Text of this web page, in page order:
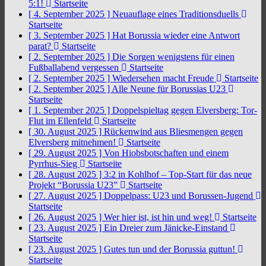
5:1!
Startseite
[ 4. September 2025 ] Neuauflage eines Traditionsduells
Startseite
[ 3. September 2025 ] Hat Borussia wieder eine Antwort
parat?
Startseite
[ 2. September 2025 ] Die Sorgen wenigstens für einen
Fußballabend vergessen
Startseite
[ 2. September 2025 ] Wiedersehen macht Freude
Startseite
[ 2. September 2025 ] Alle Neune für Borussias U23
Startseite
[ 1. September 2025 ] Doppelspieltag gegen Elversberg: Tor-
Flut im Ellenfeld
Startseite
[ 30. August 2025 ] Rückenwind aus Bliesmengen gegen
Elversberg mitnehmen!
Startseite
[ 29. August 2025 ] Von Hiobsbotschaften und einem
Pyrrhus-Sieg
Startseite
[ 28. August 2025 ] 3:2 in Kohlhof – Top-Start für das neue
Projekt “Borussia U23”
Startseite
[ 27. August 2025 ] Doppelpass: U23 und Borussen-Jugend
Startseite
[ 26. August 2025 ] Wer hier ist, ist hin und weg!
Startseite
[ 23. August 2025 ] Ein Dreier zum Jänicke-Einstand
Startseite
[ 23. August 2025 ] Gutes tun und der Borussia guttun!
Startseite